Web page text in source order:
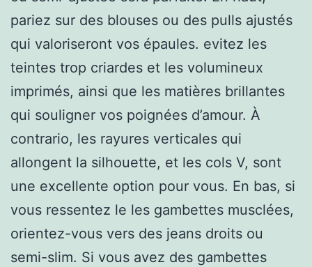
pariez sur des blouses ou des pulls ajustés
qui valoriseront vos épaules. evitez les
teintes trop criardes et les volumineux
imprimés, ainsi que les matières brillantes
qui souligner vos poignées d’amour. À
contrario, les rayures verticales qui
allongent la silhouette, et les cols V, sont
une excellente option pour vous. En bas, si
vous ressentez le les gambettes musclées,
orientez-vous vers des jeans droits ou
semi-slim. Si vous avez des gambettes